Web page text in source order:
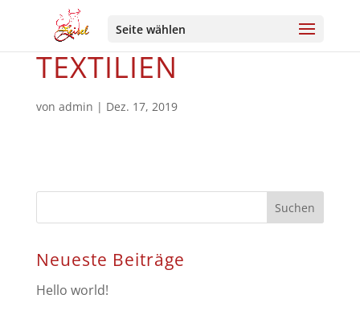
Seite wählen
TEXTILIEN
von admin | Dez. 17, 2019
Neueste Beiträge
Hello world!